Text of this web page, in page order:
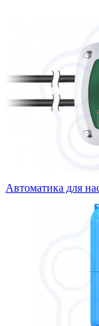
Автоматика для